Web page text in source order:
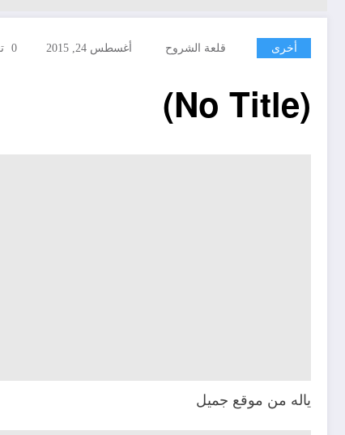
أخرى قلعة الشروح أغسطس 24, 2015 0 تعليقات
(No Title)
ياله من موقع جميل